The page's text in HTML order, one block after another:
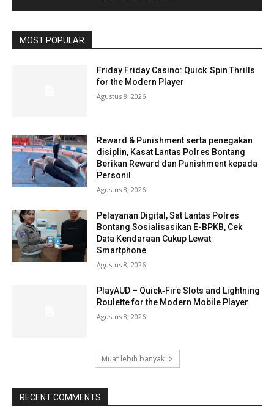
MOST POPULAR
Friday Friday Casino: Quick‑Spin Thrills
for the Modern Player
Agustus 8, 2026
Reward & Punishment serta penegakan
disiplin, Kasat Lantas Polres Bontang
Berikan Reward dan Punishment kepada
Personil
Agustus 8, 2026
Pelayanan Digital, Sat Lantas Polres
Bontang Sosialisasikan E-BPKB, Cek
Data Kendaraan Cukup Lewat
Smartphone
Agustus 8, 2026
PlayAUD – Quick‑Fire Slots and Lightning
Roulette for the Modern Mobile Player
Agustus 8, 2026
Muat lebih banyak
RECENT COMMENTS